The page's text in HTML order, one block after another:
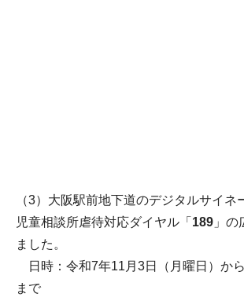
（3）大阪駅前地下道のデジタルサイネ
児童相談所虐待対応ダイヤル「 189 」の
ました。
日時：令和7年11月3日（月曜日）から
まで